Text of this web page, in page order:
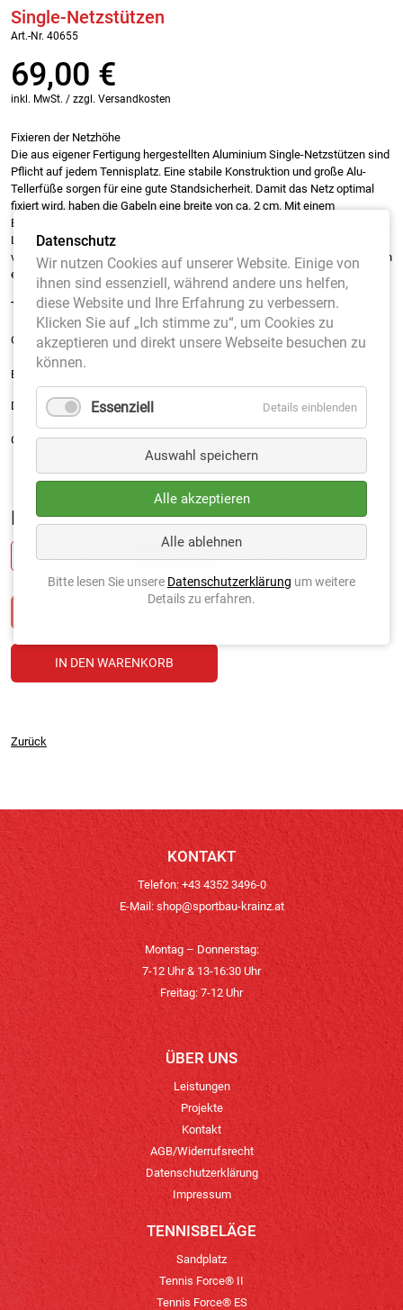
Single-Netzstützen
Art.-Nr. 40655
69,00 €
inkl. MwSt. / zzgl. Versandkosten
Fixieren der Netzhöhe
Die aus eigener Fertigung hergestellten Aluminium Single-Netzstützen sind
Pflicht auf jedem Tennisplatz. Eine stabile Konstruktion und große Alu-
Tellerfüße sorgen für eine gute Standsicherheit. Damit das Netz optimal
fixiert wird, haben die Gabeln eine breite von ca. 2 cm. Mit einem
Einzelgewicht von lediglich ca. 370 gramm sind die Netzstützen ein wahres
Leichtgewicht. Die Gesamthöhe beträgt ca. 109 cm und die
vorgeschriebene Netzhöhe zu gewährleisten. In Fünf verschiedenen Farben
erhältlich.
Technische Daten (ca.) :
Gesamthöhe: 109 cm
Breite Gabel: 2 cm
Durchmesser Teller: 9 cm
Gewicht: 370 gramm
Farbe*
GRÜN
Zurück
KONTAKT
Telefon: +43 4352 3496-0
E-Mail:shop@sportbau-krainz.at
Montag – Donnerstag:
7-12 Uhr & 13-16:30 Uhr
Freitag: 7-12 Uhr
ÜBER UNS
Leistungen
Projekte
Kontakt
AGB/Widerrufsrecht
Datenschutzerklärung
Impressum
TENNISBELÄGE
Sandplatz
Tennis Force® II
Tennis Force® ES
Datenschutz
Wir nutzen Cookies auf unserer Website. Einige von
ihnen sind essenziell, während andere uns helfen,
diese Website und Ihre Erfahrung zu verbessern.
Klicken Sie auf „Ich stimme zu“, um Cookies zu
akzeptieren und direkt unsere Webseite besuchen zu
können.
Essenziell Details einblenden
Auswahl speichern
Alle akzeptieren
Alle ablehnen
Bitte lesen Sie unsere Datenschutzerklärung um weitere
Details zu erfahren.